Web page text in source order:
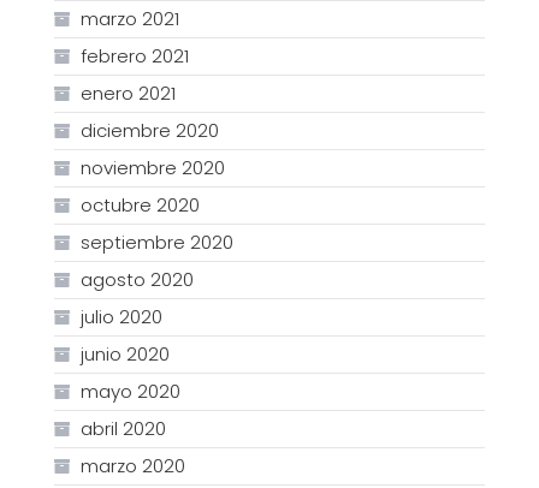
marzo 2021
febrero 2021
enero 2021
diciembre 2020
noviembre 2020
octubre 2020
septiembre 2020
agosto 2020
julio 2020
junio 2020
mayo 2020
abril 2020
marzo 2020